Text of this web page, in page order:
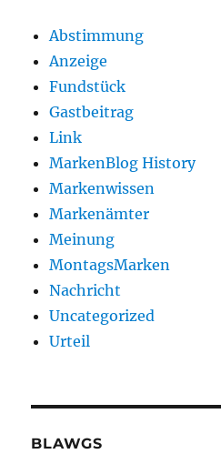
Abstimmung
Anzeige
Fundstück
Gastbeitrag
Link
MarkenBlog History
Markenwissen
Markenämter
Meinung
MontagsMarken
Nachricht
Uncategorized
Urteil
BLAWGS